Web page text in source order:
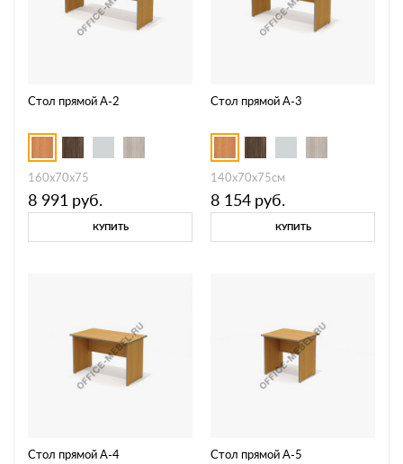
Стол прямой А-2
160x70x75
8 991 руб.
КУПИТЬ
Стол прямой А-3
140x70x75см
8 154 руб.
КУПИТЬ
Стол прямой А-4 Стол прямой А-5